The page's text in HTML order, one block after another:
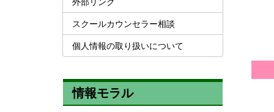
スクールカウンセラー相談
個人情報の取り扱いについて
情報モラル